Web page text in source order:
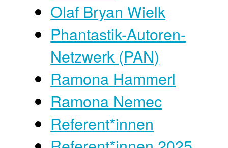
Olaf Bryan Wielk
Phantastik-Autoren-
Netzwerk (PAN)
Ramona Hammerl
Ramona Nemec
Referent*innen